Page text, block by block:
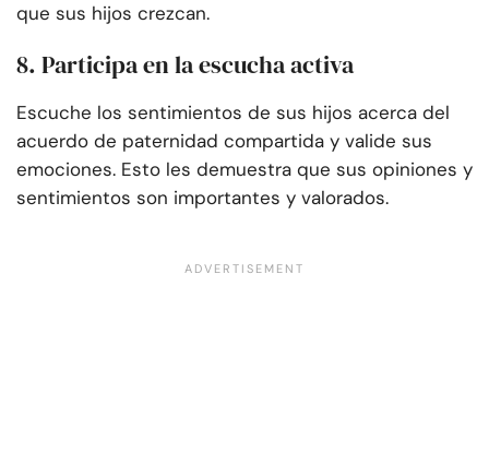
que sus hijos crezcan.
8. Participa en la escucha activa
Escuche los sentimientos de sus hijos acerca del
acuerdo de paternidad compartida y valide sus
emociones. Esto les demuestra que sus opiniones y
sentimientos son importantes y valorados.